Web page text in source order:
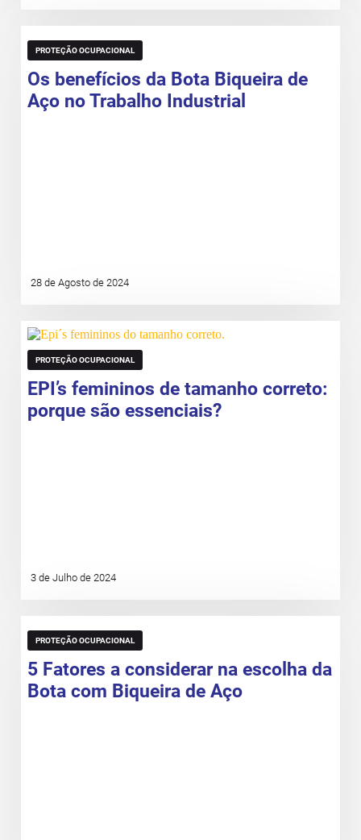
PROTEÇÃO OCUPACIONAL
Os benefícios da Bota Biqueira de
Aço no Trabalho Industrial
28 de Agosto de 2024
PROTEÇÃO OCUPACIONAL
EPI’s femininos de tamanho correto:
porque são essenciais?
3 de Julho de 2024
PROTEÇÃO OCUPACIONAL
5 Fatores a considerar na escolha da
Bota com Biqueira de Aço